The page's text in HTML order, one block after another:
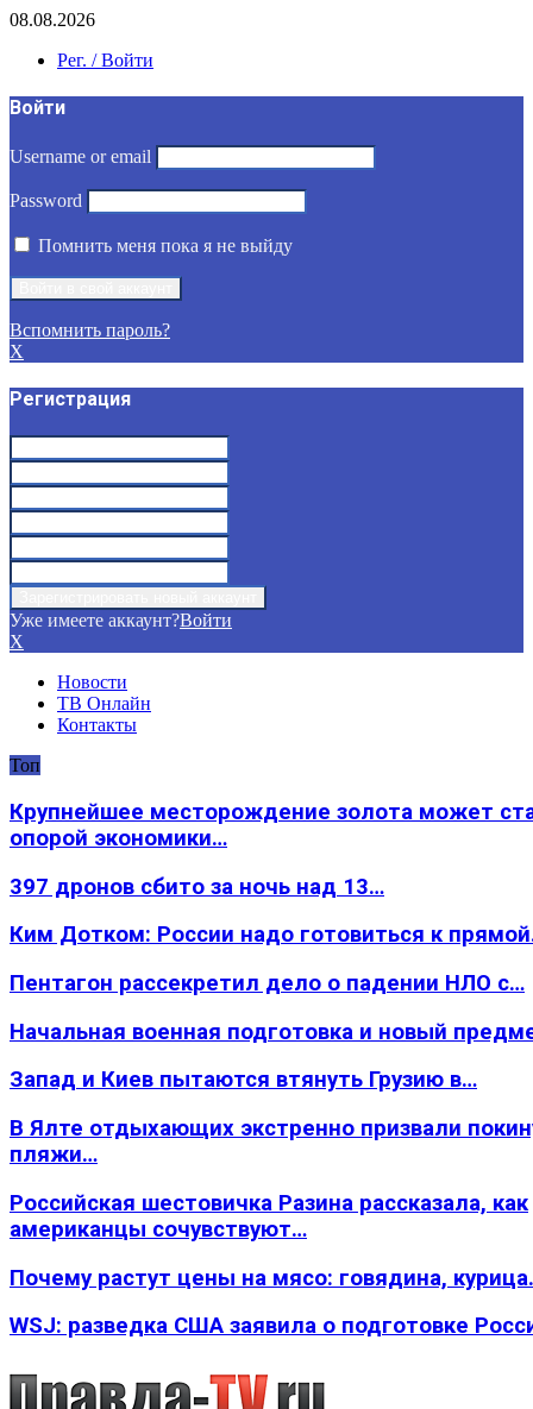
08.08.2026
Рег. / Войти
Войти
Username or email
Password
Помнить меня пока я не выйду
Вспомнить пароль?
X
Регистрация
Уже имеете аккаунт?Войти
X
Новости
ТВ Онлайн
Контакты
Топ
Крупнейшее месторождение золота может
опорой экономики…
397 дронов сбито за ночь над 13…
Ким Дотком: России надо готовиться к
Пентагон рассекретил дело о падении НЛО с…
Начальная военная подготовка и новый
Запад и Киев пытаются втянуть Грузию в…
В Ялте отдыхающих экстренно призвали
пляжи…
Российская шестовичка Разина рассказала, как
американцы сочувствуют…
Почему растут цены на мясо: говядина,
WSJ: разведка США заявила о подготовке